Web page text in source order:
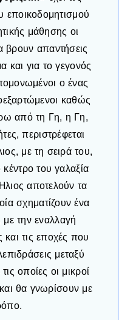
εποικοδομητισμού
μάθησης οι
βρουν απαντήσεις
και για το γεγονός
ο ένας
καθώς
από τη Γη, η Γη,
περιστρέφεται
με τη σειρά του,
του γαλαξία
αποτελούν τα
σχηματίζουν ένα
την εναλλαγή
και τις εποχές που
μεταξύ
οποίες οι μικροί
θα γνωρίσουν με